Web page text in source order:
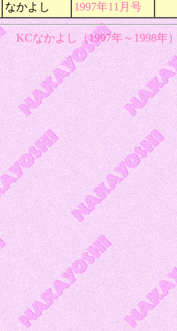
なかよし 1997年11月号
KCなかよし（1997年～1998年